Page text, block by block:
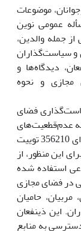
موضوعات
عمومی نوین
جمله والدین،
و سیاست‌گذاران
دیدگاه‌ها و
و نحوه
فضای
به عدم‌قطعیت‌های
موثر در سیاست­گذاری این حوزه، به تحلیل محتوای 356210 توییت
است. برای این منظور، از
استفاده شده
ذینفع اصلی در فضای مجازی
حامیان
این ذینفعان
به منابع